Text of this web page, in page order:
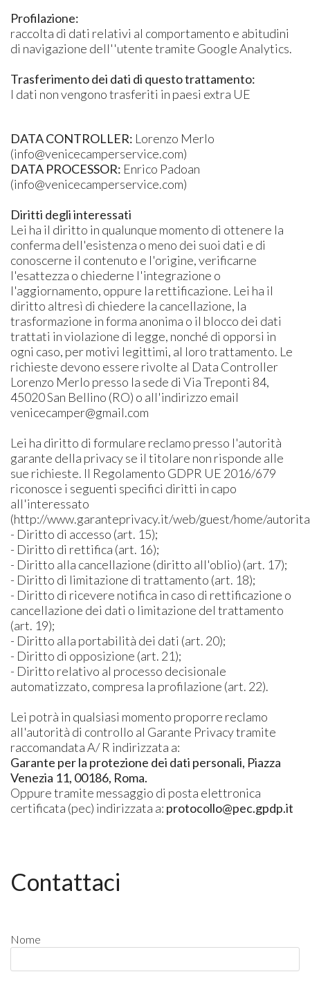
Profilazione:
raccolta di dati relativi al comportamento e abitudini
di navigazione dell''utente tramite Google Analytics.
Trasferimento dei dati di questo trattamento:
I dati non vengono trasferiti in paesi extra UE
DATA CONTROLLER: Lorenzo Merlo
(info@venicecamperservice.com)
DATA PROCESSOR: Enrico Padoan
(info@venicecamperservice.com)
Diritti degli interessati
Lei ha il diritto in qualunque momento di ottenere la
conferma dell'esistenza o meno dei suoi dati e di
conoscerne il contenuto e l'origine, verificarne
l'esattezza o chiederne l'integrazione o
l'aggiornamento, oppure la rettificazione. Lei ha il
diritto altresì di chiedere la cancellazione, la
trasformazione in forma anonima o il blocco dei dati
trattati in violazione di legge, nonché di opporsi in
ogni caso, per motivi legittimi, al loro trattamento. Le
richieste devono essere rivolte al Data Controller
Lorenzo Merlo presso la sede di Via Treponti 84,
45020 San Bellino (RO) o all'indirizzo email
venicecamper@gmail.com
Lei ha diritto di formulare reclamo presso l'autorità
garante della privacy se il titolare non risponde alle
sue richieste. Il Regolamento GDPR UE 2016/679
riconosce i seguenti specifici diritti in capo
all'interessato
(http://www.garanteprivacy.it/web/guest/home/
- Diritto di accesso (art. 15);
- Diritto di rettifica (art. 16);
- Diritto alla cancellazione (diritto all'oblio) (art. 17);
- Diritto di limitazione di trattamento (art. 18);
- Diritto di ricevere notifica in caso di rettificazione o
cancellazione dei dati o limitazione del trattamento
(art. 19);
- Diritto alla portabilità dei dati (art. 20);
- Diritto di opposizione (art. 21);
- Diritto relativo al processo decisionale
automatizzato, compresa la profilazione (art. 22).
Lei potrà in qualsiasi momento proporre reclamo
all'autorità di controllo al Garante Privacy tramite
raccomandata A/ R indirizzata a:
Garante per la protezione dei dati personali, Piazza
Venezia 11, 00186, Roma.
Oppure tramite messaggio di posta elettronica
certificata (pec) indirizzata a: protocollo@pec.gpdp.it
Contattaci
Nome